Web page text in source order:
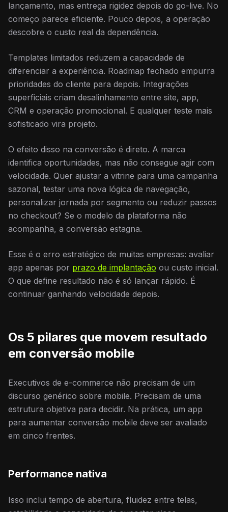
lançamento, mas entrega rigidez depois do go-live. No
começo parece eficiente. Pouco depois, a operação
descobre o custo real da dependência.
Templates limitados reduzem a capacidade de
diferenciar a experiência. Roadmap fechado empurra
prioridades do cliente para depois. Integrações
superficiais criam desalinhamento entre site, app,
CRM e operação promocional. E qualquer teste mais
sofisticado vira projeto.
O efeito disso na conversão é direto. A marca
identifica oportunidades, mas não consegue agir com
velocidade. Quer ajustar a vitrine para uma campanha
sazonal, testar uma nova lógica de navegação,
personalizar jornada por segmento ou reduzir passos
no checkout? Se o modelo da plataforma não
acompanha, a conversão estagna.
Esse é o erro estratégico de muitas empresas: avaliar
app apenas por prazo de implantação ou custo inicial.
O que define resultado não é só lançar rápido. É
continuar ganhando velocidade depois.
Os 5 pilares que movem resultado
em conversão mobile
Executivos de e-commerce não precisam de um
discurso genérico sobre mobile. Precisam de uma
estrutura objetiva para decidir. Na prática, um app
para aumentar conversão mobile deve ser avaliado
em cinco frentes.
Performance nativa
Isso inclui tempo de abertura, fluidez entre telas,